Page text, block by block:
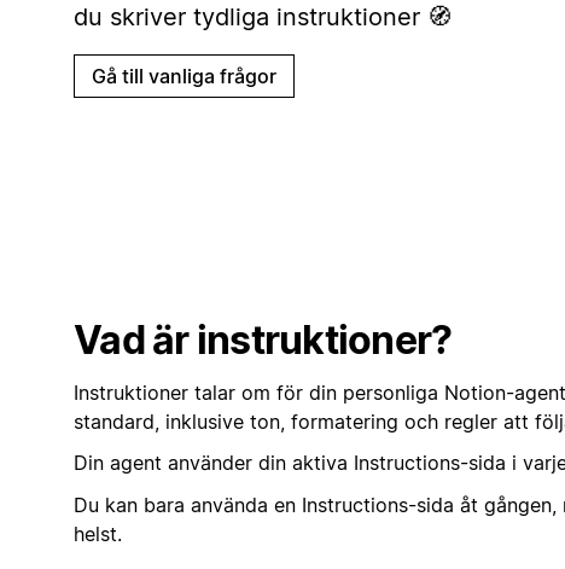
du skriver tydliga instruktioner 🧭
Gå till vanliga frågor
Vad är instruktioner?
Instruktioner talar om för din personliga Notion-
standard, inklusive ton, formatering och regler att
Din agent använder din aktiva Instructions-sida i
Du kan bara använda en Instructions-sida åt
helst.